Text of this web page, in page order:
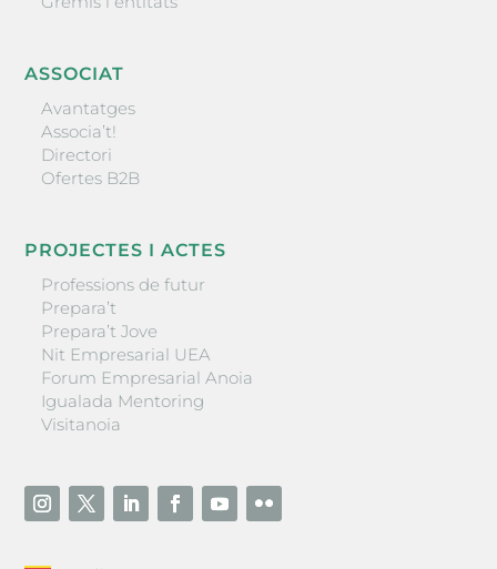
ASSOCIAT
Avantatges
Associa’t!
Directori
Ofertes B2B
PROJECTES I ACTES
Professions de futur
Prepara’t
Prepara’t Jove
Nit Empresarial UEA
Forum Empresarial Anoia
Igualada Mentoring
Visitanoia